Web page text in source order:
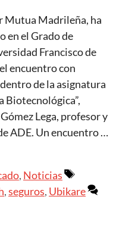
Mutua Madrileña, ha
en el Grado de
Francisco de
encuentro con
de la asignatura
Biotecnológica”,
Lega, profesor y
ADE. Un encuentro …
, Noticias
,seguros, Ubikare